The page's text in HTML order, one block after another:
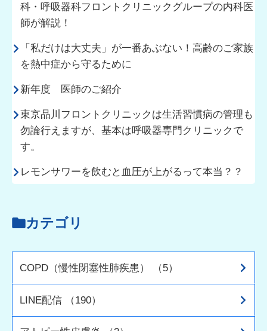
科・呼吸器科フロントクリニックグループの内科医
師が解説！
「私だけは大丈夫」が一番あぶない！高齢のご家族
を熱中症から守るために
新年度 医師のご紹介
東京品川フロントクリニックは生活習慣病の管理も
勿論行えますが、基本は呼吸器専門クリニックで
す。
レモンサワーを飲むと血圧が上がるって本当？？
カテゴリ
COPD（慢性閉塞性肺疾患） （5）
LINE配信 （190）